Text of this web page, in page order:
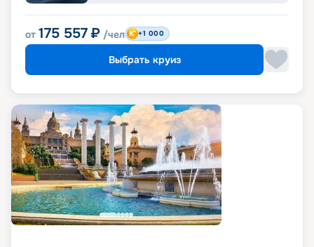
от 175 557 ₽ /чел +1 000
Выбрать круиз